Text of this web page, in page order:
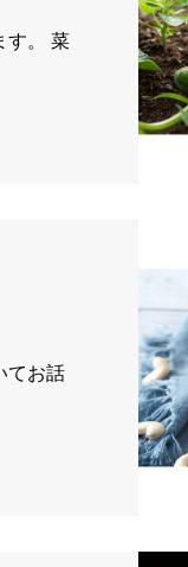
菜
てお話